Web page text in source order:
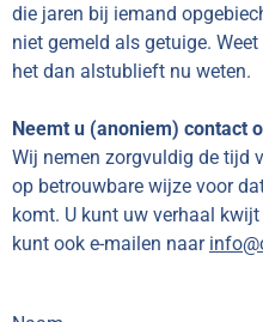
die jaren bij iemand
niet gemeld als getuige.
het dan alstublieft nu weten.
Neemt u (anoniem) contact
Wij nemen zorgvuldig de tijd
op betrouwbare wijze voor
komt. U kunt uw verhaal
kunt ook e-mailen naar